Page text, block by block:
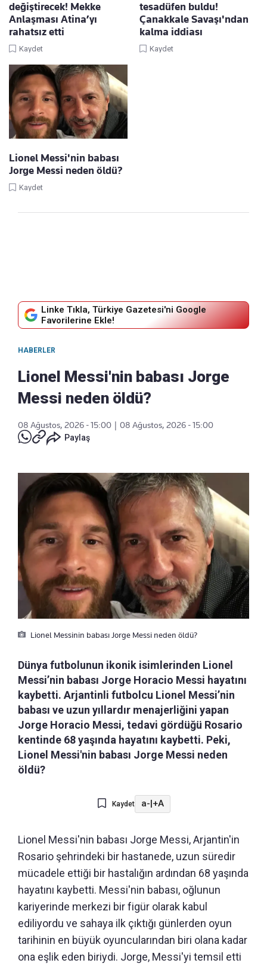
değiştirecek! Mekke
Anlaşması Atina’yı
rahatsız etti
Kaydet
tesadüfen buldu!
Çanakkale Savaşı'ndan
kalma iddiası
Kaydet
Lionel Messi'nin babası
Jorge Messi neden öldü?
Kaydet
Linke Tıkla, Türkiye Gazetesi'ni Google
Favorilerine Ekle!
HABERLER
Lionel Messi'nin babası Jorge
Messi neden öldü?
08 Ağustos, 2026 - 15:00
08 Ağustos, 2026 - 15:00
Paylaş
Lionel Messinin babası Jorge Messi neden öldü?
Dünya futbolunun ikonik isimlerinden Lionel
Messi’nin babası Jorge Horacio Messi hayatını
kaybetti. Arjantinli futbolcu Lionel Messi’nin
babası ve uzun yıllardır menajerliğini yapan
Jorge Horacio Messi, tedavi gördüğü Rosario
kentinde 68 yaşında hayatını kaybetti. Peki,
Lionel Messi'nin babası Jorge Messi neden
öldü?
Kaydet a-|+A
Lionel Messi'nin babası Jorge Messi, Arjantin'in
Rosario şehrindeki bir hastanede, uzun süredir
mücadele ettiği bir hastalığın ardından 68 yaşında
hayatını kaybetti. Messi'nin babası, oğlunun
kariyerinde merkezi bir figür olarak kabul
ediliyordu ve sahaya ilk çıktığı günlerden oyun
tarihinin en büyük oyuncularından biri olana kadar
ona eşlik eden biriydi. Jorge, Messi'yi temsil etti